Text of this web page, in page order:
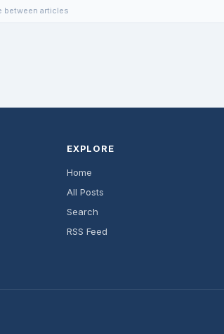
articles
EXPLORE
Home
All Posts
Search
RSS Feed